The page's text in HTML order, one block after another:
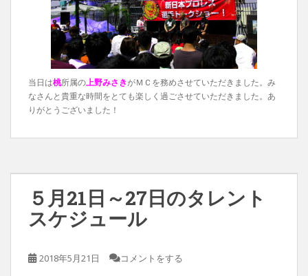
当日は桃所属の上野みさきがＭＣを務めさせていただきました。み
なさんと貴重な時間をとても楽しく過ごさせていただきました。あ
りがとうございました！
５月21日～27日のタレント
スケジュール
2018年5月21日 コメントをする